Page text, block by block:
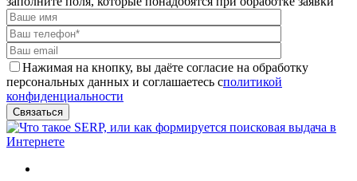
Нажимая на кнопку, вы даёте согласие на обработку
персональных данных и соглашаетесь сполитикой
конфиденциальности